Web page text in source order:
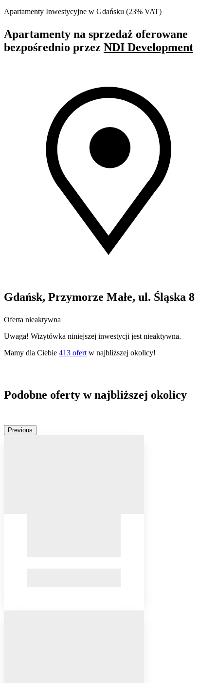
Apartamenty Inwestycyjne w Gdańsku (23% VAT)
Apartamenty na sprzedaż oferowane
bezpośrednio przez NDI Development
Gdańsk, Przymorze Małe, ul. Śląska 8
Oferta nieaktywna
Uwaga! Wizytówka niniejszej inwestycji jest nieaktywna.
Mamy dla Ciebie 413 ofert w najbliższej okolicy!
Podobne oferty w najbliższej okolicy
Previous